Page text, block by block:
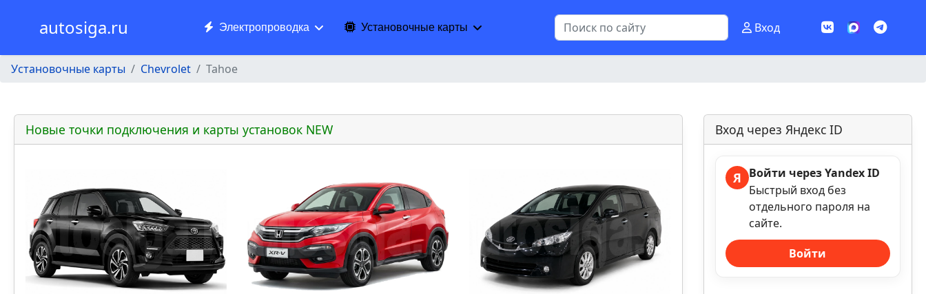
autosiga.ru Электропроводка Установочные карты Поиск Вход
Установочные карты Chevrolet Tahoe
Новые точки подключения и карты установок NEW Вход через Яндекс ID
Я Войти через Yandex ID
Быстрый вход без
отдельного пароля на
сайте.
Войти